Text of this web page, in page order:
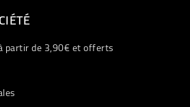
partir de 3,90€ et offerts